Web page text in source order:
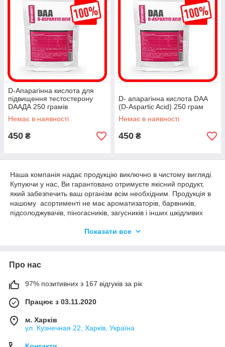
D-Апарагінна кислота для
підвищення тестостерону
DAAДА 250 грамів
Немає в наявності
450 ₴
D- апарагінна кислота DAA
(D-Aspartic Acid) 250 грам
Немає в наявності
450 ₴
Наша компанія надає продукцію виключно в чистому вигляді.
Купуючи у нас, Ви гарантовано отримуєте якісний продукт,
який забезпечить ваш організм всім необхідним. Продукція в
нашому асортименті не має ароматизаторів, барвників,
підсолоджувачів, піногасників, загусників і інших шкідливих
Трибулус террестрис (Tribulus Terrestris) — підвищує
Спортивна добавка трибулус є ефективної для набору
чоловічого гормону, що, в свою чергу, інтенсифікує анаболічні
Tribulus призначений для посилення лібідо і поліпшення
потенції, також його застосовують для зниження безпліддя у
чоловіків. Трибулус широко використовується в східній
нормальної роботи нирок і серцево-судинної системи.
Показати все
Про нас
97% позитивних з 167 відгуків за рік
Працює з 03.11.2020
м. Харків
ул. Кузнечная 22, Харків, Україна